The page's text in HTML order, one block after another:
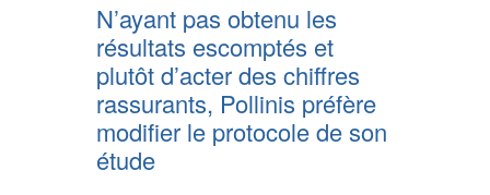
N’ayant pas obtenu les
résultats escomptés et
plutôt d’acter des chiffres
rassurants, Pollinis préfère
modifier le protocole de son
étude